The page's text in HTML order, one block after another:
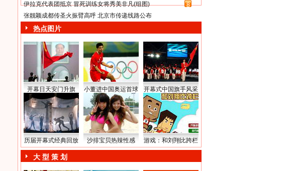
伊拉克代表团抵京 冒死训练女将秀美非凡(组图)
8
张靓颖成都传圣火振臂高呼 北京市传递线路公布
热点图片
开幕日天安门升旗 小董进中国奥运首球 开幕式中国旗手风采
历届开幕式经典回放 沙排宝贝热辣性感 游戏：和刘翔比跨栏
大 型 策 划